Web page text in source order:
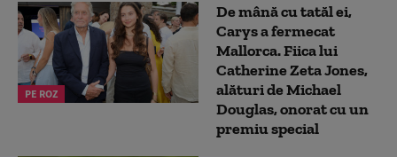
PE ROZ
De mână cu tatăl ei,
Carys a fermecat
Mallorca. Fiica lui
Catherine Zeta Jones,
alături de Michael
Douglas, onorat cu un
premiu special